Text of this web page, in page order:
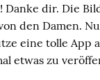
Danke dir. Die
den Damen.
eine tolle App
etwas zu